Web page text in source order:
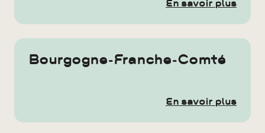
En savoir plus
Bourgogne-Franche-Comté
En savoir plus